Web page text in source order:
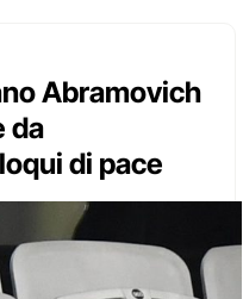
Abramovich
da
di pace